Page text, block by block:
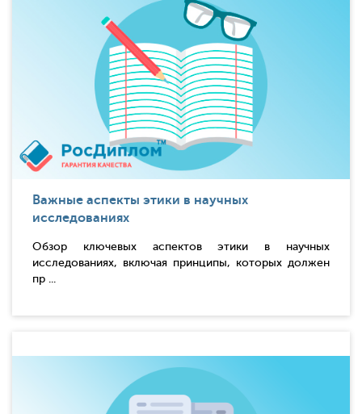
Важные аспекты этики в научных
исследованиях
Обзор ключевых аспектов этики в научных
исследованиях, включая принципы, которых должен
пр ...